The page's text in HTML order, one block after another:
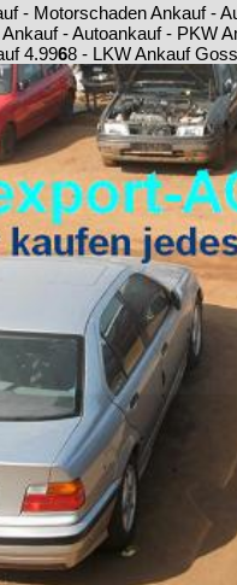
- Motorschaden Ankauf -
- Autoankauf - PKW
4.9968 - LKW Ankauf